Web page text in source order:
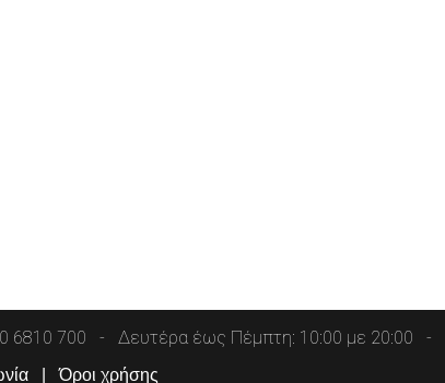
6810 700 Δευτέρα έως Πέμπτη: 10:00 με 20:00
Όροι χρήσης